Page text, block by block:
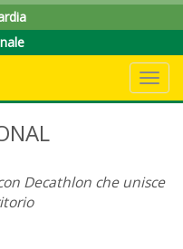
Decathlon che unisce